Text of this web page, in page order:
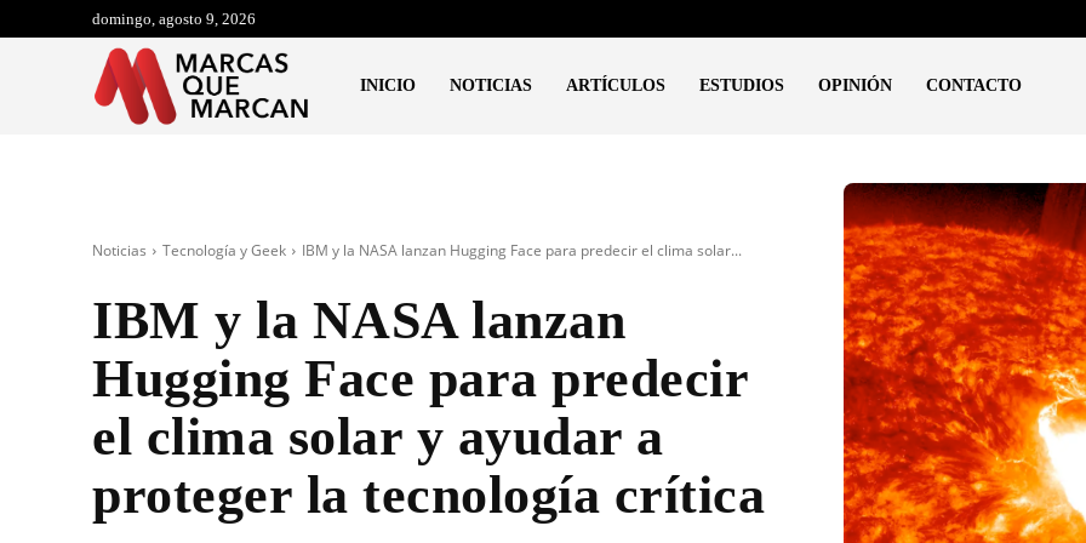
domingo, agosto 9, 2026
INICIO NOTICIAS ARTÍCULOS ESTUDIOS OPINIÓN CONTACTO
Noticias Tecnología y Geek IBM y la NASA lanzan Hugging Face para predecir el clima solar...
IBM y la NASA lanzan
Hugging Face para predecir
el clima solar y ayudar a
proteger la tecnología crítica